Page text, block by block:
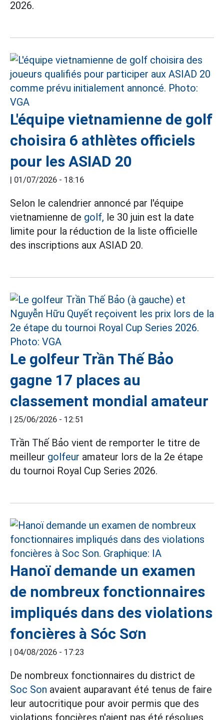
2026.
L'équipe vietnamienne de golf
choisira 6 athlètes officiels
pour les ASIAD 20
| 01/07/2026 - 18:16
Selon le calendrier annoncé par l'équipe
vietnamienne de golf, le 30 juin est la date
limite pour la réduction de la liste officielle
des inscriptions aux ASIAD 20.
Le golfeur Trần Thế Bảo
gagne 17 places au
classement mondial amateur
| 25/06/2026 - 12:51
Trần Thế Bảo vient de remporter le titre de
meilleur golfeur amateur lors de la 2e étape
du tournoi Royal Cup Series 2026.
Hanoï demande un examen
de nombreux fonctionnaires
impliqués dans des violations
foncières à Sóc Sơn
| 04/08/2026 - 17:23
De nombreux fonctionnaires du district de
Soc Son avaient auparavant été tenus de faire
leur autocritique pour avoir permis que des
violations foncières n'aient pas été résolues